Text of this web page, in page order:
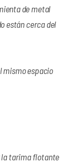
de metal
están cerca del
mismo espacio
la tarima flotante